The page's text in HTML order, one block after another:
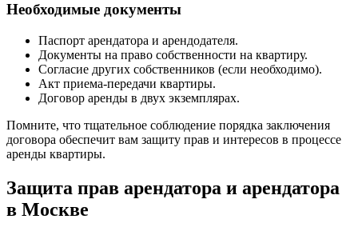
Необходимые документы
Паспорт арендатора и арендодателя.
Документы на право собственности на квартиру.
Согласие других собственников (если необходимо).
Акт приема-передачи квартиры.
Договор аренды в двух экземплярах.
Помните, что тщательное соблюдение порядка заключения
договора обеспечит вам защиту прав и интересов в процессе
аренды квартиры.
Защита прав арендатора и арендатора
в Москве